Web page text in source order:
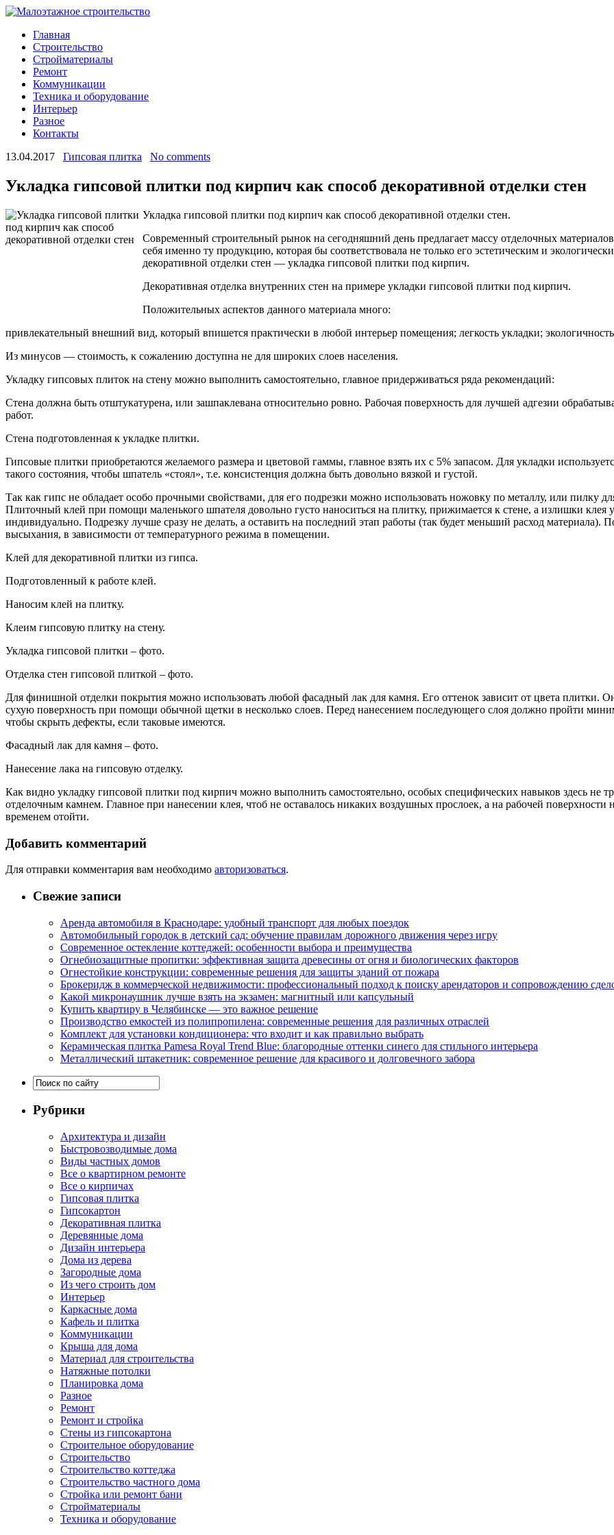
Главная
Строительство
Стройматериалы
Ремонт
Коммуникации
Техника и оборудование
Интерьер
Разное
Контакты
13.04.2017
Гипсовая плитка No comments
Укладка гипсовой плитки под кирпич как способ декоративной отделки стен
Укладка гипсовой плитки под кирпич как способ декоративной отделки стен.
Современный строительный рынок на сегодняшний день предлагает массу отделочных
себя именно ту продукцию, которая бы соответствовала не только его эстетическим и
декоративной отделки стен — укладка гипсовой плитки под кирпич.
Декоративная отделка внутренних стен на примере укладки гипсовой плитки под кирпич.
Положительных аспектов данного материала много:
привлекательный внешний вид, который впишется практически в любой интерьер помещения; легкость укладки;
Из минусов — стоимость, к сожалению доступна не для широких слоев населения.
Укладку гипсовых плиток на стену можно выполнить самостоятельно, главное придерживаться ряда рекомендаций:
Стена должна быть отштукатурена, или зашпаклевана относительно ровно. Рабочая поверхность для лучшей адгезии
работ.
Стена подготовленная к укладке плитки.
Гипсовые плитки приобретаются желаемого размера и цветовой гаммы, главное взять их с 5% запасом. Для укладки
такого состояния, чтобы шпатель «стоял», т.е. консистенция должна быть довольно вязкой и густой.
Так как гипс не обладает особо прочными свойствами, для его подрезки можно использовать ножовку по металлу, или пилку
Плиточный клей при помощи маленького шпателя довольно густо наноситься на плитку, прижимается к стене, а излишки
индивидуально. Подрезку лучше сразу не делать, а оставить на последний этап работы (так будет меньший расход материала).
высыхания, в зависимости от температурного режима в помещении.
Клей для декоративной плитки из гипса.
Подготовленный к работе клей.
Наносим клей на плитку.
Клеим гипсовую плитку на стену.
Укладка гипсовой плитки – фото.
Отделка стен гипсовой плиткой – фото.
Для финишной отделки покрытия можно использовать любой фасадный лак для камня. Его оттенок зависит от цвета плитки.
сухую поверхность при помощи обычной щетки в несколько слоев. Перед нанесением последующего слоя должно пройти
чтобы скрыть дефекты, если таковые имеются.
Фасадный лак для камня – фото.
Нанесение лака на гипсовую отделку.
Как видно укладку гипсовой плитки под кирпич можно выполнить самостоятельно, особых специфических навыков здесь не
отделочным камнем. Главное при нанесении клея, чтоб не оставалось никаких воздушных прослоек, а на рабочей
временем отойти.
Добавить комментарий
Для отправки комментария вам необходимо авторизоваться.
Свежие записи
Аренда автомобиля в Краснодаре: удобный транспорт для любых поездок
Автомобильный городок в детский сад: обучение правилам дорожного движения через игру
Современное остекление коттеджей: особенности выбора и преимущества
Огнебиозащитные пропитки: эффективная защита древесины от огня и биологических факторов
Огнестойкие конструкции: современные решения для защиты зданий от пожара
Брокеридж в коммерческой недвижимости: профессиональный подход к поиску арендаторов и сопровождению
Какой микронаушник лучше взять на экзамен: магнитный или капсульный
Купить квартиру в Челябинске — это важное решение
Производство емкостей из полипропилена: современные решения для различных отраслей
Комплект для установки кондиционера: что входит и как правильно выбрать
Керамическая плитка Pamesa Royal Trend Blue: благородные оттенки синего для стильного интерьера
Металлический штакетник: современное решение для красивого и долговечного забора
Рубрики
Архитектура и дизайн
Быстровозводимые дома
Виды частных домов
Все о квартирном ремонте
Все о кирпичах
Гипсовая плитка
Гипсокартон
Декоративная плитка
Деревянные дома
Дизайн интерьера
Дома из дерева
Загородные дома
Из чего строить дом
Интерьер
Каркасные дома
Кафель и плитка
Коммуникации
Крыша для дома
Материал для строительства
Натяжные потолки
Планировка дома
Разное
Ремонт
Ремонт и стройка
Стены из гипсокартона
Строительное оборудование
Строительство
Строительство коттеджа
Строительство частного дома
Стройка или ремонт бани
Стройматериалы
Техника и оборудование